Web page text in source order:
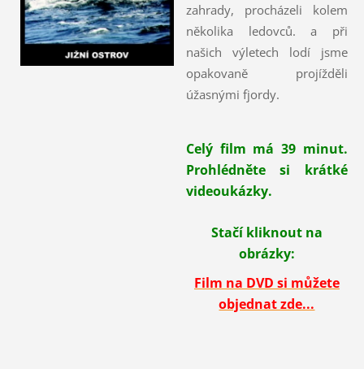
zahrady, procházeli kolem
několika ledovců. a při
našich výletech lodí jsme
opakovaně projížděli
úžasnými fjordy.
Celý film má 39 minut.
Prohlédněte si krátké
videoukázky.
Stačí kliknout na
obrázky:
Film na DVD si můžete
objednat zde...